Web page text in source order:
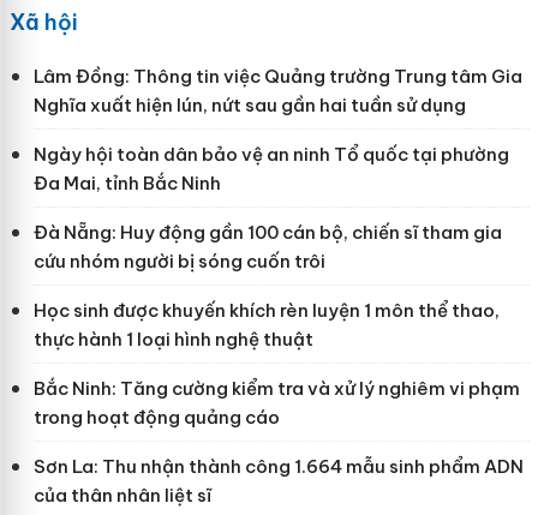
Xã hội
Lâm Đồng: Thông tin việc Quảng trường Trung tâm Gia
Nghĩa xuất hiện lún, nứt sau gần hai tuần sử dụng
Ngày hội toàn dân bảo vệ an ninh Tổ quốc tại phường
Đa Mai, tỉnh Bắc Ninh
Đà Nẵng: Huy động gần 100 cán bộ, chiến sĩ tham gia
cứu nhóm người bị sóng cuốn trôi
Học sinh được khuyến khích rèn luyện 1 môn thể thao,
thực hành 1 loại hình nghệ thuật
Bắc Ninh: Tăng cường kiểm tra và xử lý nghiêm vi phạm
trong hoạt động quảng cáo
Sơn La: Thu nhận thành công 1.664 mẫu sinh phẩm ADN
của thân nhân liệt sĩ